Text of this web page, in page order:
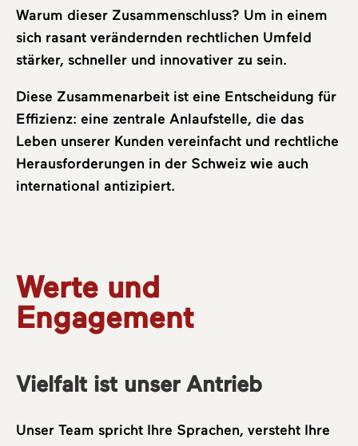
Warum dieser Zusammenschluss? Um in einem
sich rasant verändernden rechtlichen Umfeld
stärker, schneller und innovativer zu sein.
Diese Zusammenarbeit ist eine Entscheidung für
Effizienz: eine zentrale Anlaufstelle, die das
Leben unserer Kunden vereinfacht und rechtliche
Herausforderungen in der Schweiz wie auch
international antizipiert.
Werte und
Engagement
Vielfalt ist unser Antrieb
Unser Team spricht Ihre Sprachen, versteht Ihre